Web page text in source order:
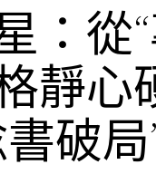
：從
靜心
破局